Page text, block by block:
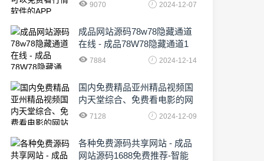
9070 2024-12-07
成品网站源码78w78隐藏通道
在线 - 成品78W78隐藏通道1
农业数字化,为乡村振兴注入新
7884 2024-12-14
国内免费精品亚州精品视频国
内天堂综合、免费看电影的网
站有哪些啊
7128 2024-12-09
各种免费源码共享网站 - 成品
网站源码1688免费推荐-智能